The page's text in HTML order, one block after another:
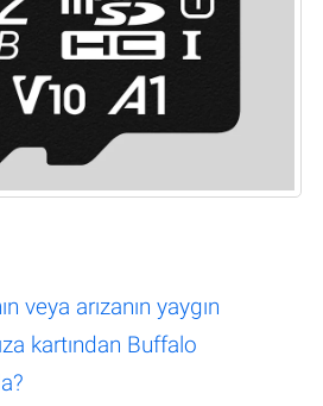
veya arızanın yaygın
kartından Buffalo